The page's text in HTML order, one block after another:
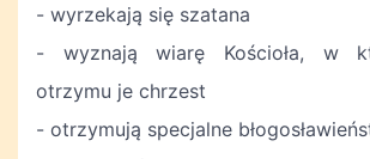
- wyrzekają się szatana
- wyznają wiarę Kościoła, w
otrzymu je chrzest
- otrzymują specjalne